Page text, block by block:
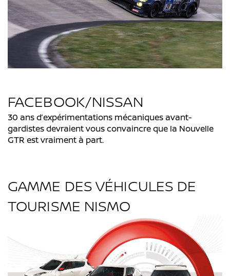
FACEBOOK/NISSAN
30 ans d’expérimentations mécaniques avant-
gardistes devraient vous convaincre que la Nouvelle
GTR est vraiment à part.
GAMME DES VÉHICULES DE
TOURISME NISMO